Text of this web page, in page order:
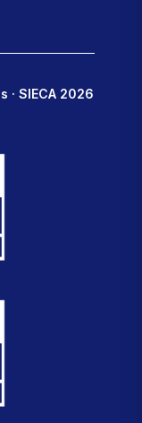
SIECA 2026